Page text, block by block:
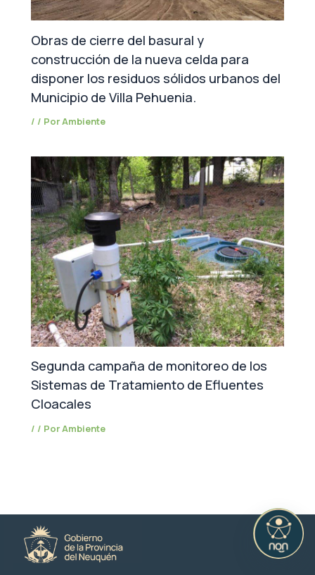
Obras de cierre del basural y
construcción de la nueva celda para
disponer los residuos sólidos urbanos del
Municipio de Villa Pehuenia.
/ / PorAmbiente
Segunda campaña de monitoreo de los
Sistemas de Tratamiento de Efluentes
Cloacales
/ / PorAmbiente